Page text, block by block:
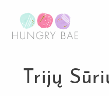
Trijų